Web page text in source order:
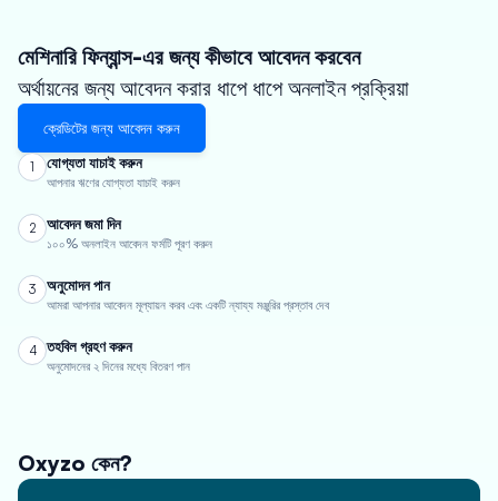
মেশিনারি ফিন্যান্স-এর জন্য কীভাবে আবেদন করবেন
অর্থায়নের জন্য আবেদন করার ধাপে ধাপে অনলাইন প্রক্রিয়া
ক্রেডিটের জন্য আবেদন করুন
1 যোগ্যতা যাচাই করুন
আপনার ঋণের যোগ্যতা যাচাই করুন
2 আবেদন জমা দিন
১০০% অনলাইন আবেদন ফর্মটি পূরণ করুন
3 অনুমোদন পান
আমরা আপনার আবেদন মূল্যায়ন করব এবং একটি ন্যায্য মঞ্জুরির প্রস্তাব দেব
4 তহবিল গ্রহণ করুন
অনুমোদনের ২ দিনের মধ্যে বিতরণ পান
Oxyzo কেন?